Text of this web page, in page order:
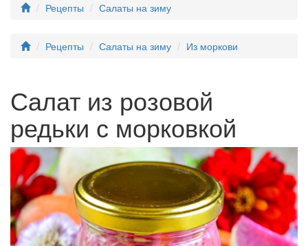
Рецепты
Салаты на зиму
Рецепты Салаты на зиму Из моркови
Салат из розовой
редьки с морковкой